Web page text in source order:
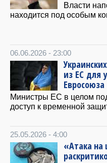
Власти
находится под особым
06.06.2026 - 23:00
из ЕС для
Евросоюза
Министры ЕС в целом
доступ к временной
25.05.2026 - 4:00
«Атака